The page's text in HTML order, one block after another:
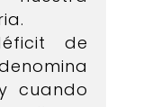
de
cuando